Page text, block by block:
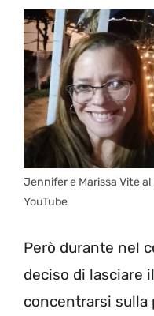
Jennifer e Marissa Vite
YouTube
Però durante nel
deciso di lasciare
concentrarsi sulla